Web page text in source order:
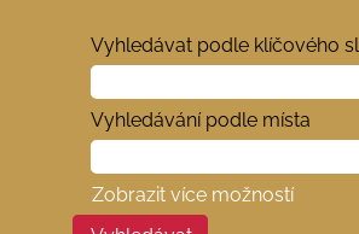
Vyhledávat podle klíčového
Vyhledávání podle místa
Zobrazit více možností